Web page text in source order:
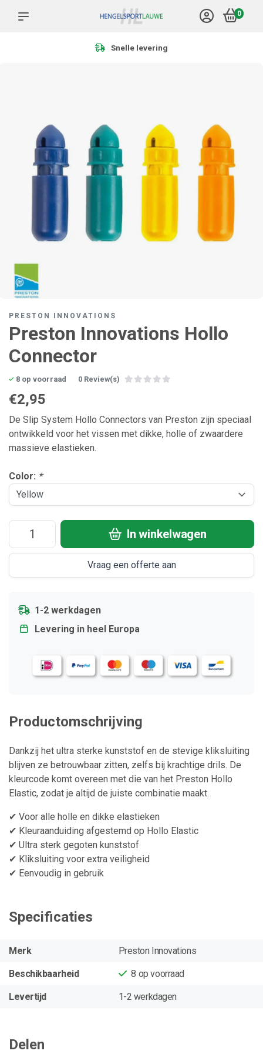
0
Meer dan 1.000 producten
PRESTON INNOVATIONS
Preston Innovations Hollo
Connector
8 op voorraad 0 Review(s)
€2,95
De Slip System Hollo Connectors van Preston zijn speciaal
ontwikkeld voor het vissen met dikke, holle of zwaardere
massieve elastieken.
Color: *
In winkelwagen
Vraag een offerte aan
1-2 werkdagen
Levering in heel Europa
Productomschrijving
Dankzij het ultra sterke kunststof en de stevige kliksluiting
blijven ze betrouwbaar zitten, zelfs bij krachtige drils. De
kleurcode komt overeen met die van het Preston Hollo
Elastic, zodat je altijd de juiste combinatie maakt.
✔ Voor alle holle en dikke elastieken
✔ Kleuraanduiding afgestemd op Hollo Elastic
✔ Ultra sterk gegoten kunststof
✔ Kliksluiting voor extra veiligheid
✔ Eenvoudig in gebruik
Specificaties
Merk Preston Innovations
Beschikbaarheid 8 op voorraad
Levertijd 1-2 werkdagen
Delen